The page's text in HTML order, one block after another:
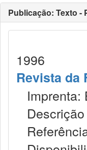
Publicação: Texto -
1996
Revista da
Imprenta: